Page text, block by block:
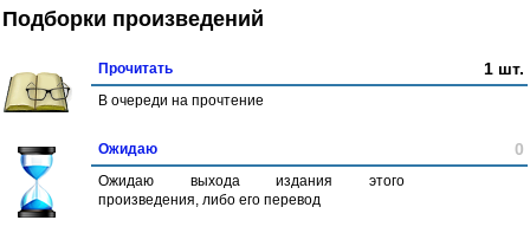
Подборки произведений
Прочитать 1 шт.
В очереди на прочтение
Ожидаю 0
Ожидаю выхода издания этого
произведения, либо его перевод